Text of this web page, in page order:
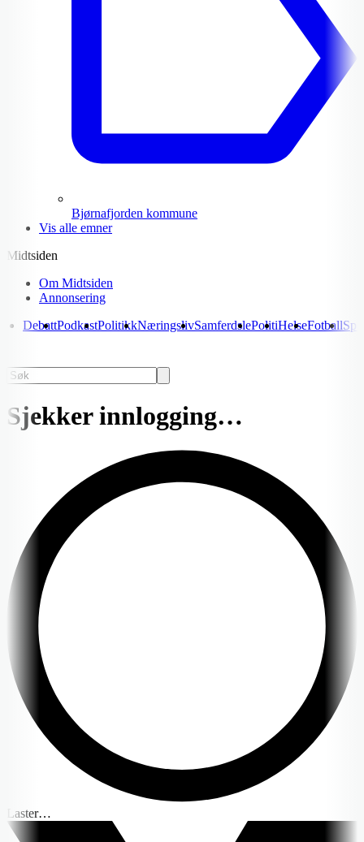
Bjørnafjorden kommune
Vis alle emner
Midtsiden
Om Midtsiden
Annonsering
DebattPodkastPolitikkNæringslivSamferdslePolitiHelseFotball
Sjekker innlogging…
Laster…